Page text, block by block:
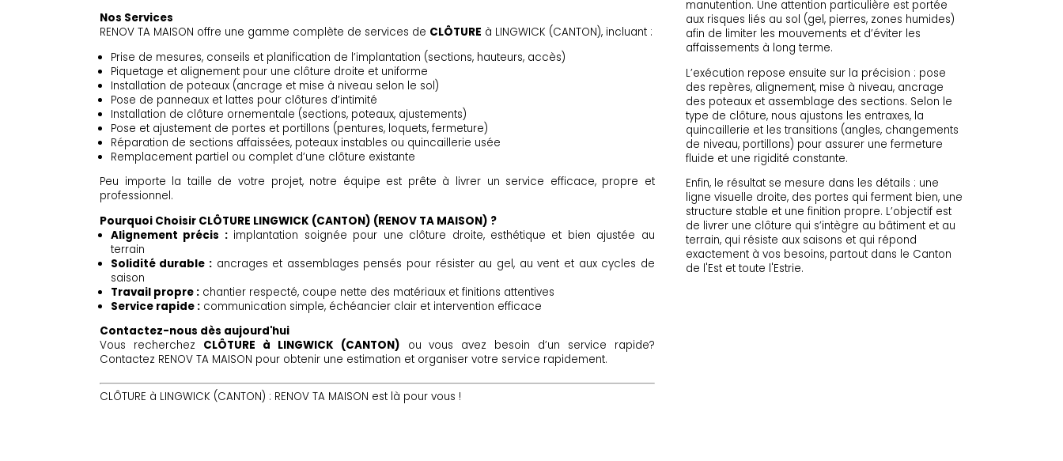
Nos Services
RENOV TA MAISON offre une gamme complète de services de CLÔTURE à LINGWICK (CANTON), incluant :
Prise de mesures, conseils et planification de l’implantation (sections, hauteurs, accès)
Piquetage et alignement pour une clôture droite et uniforme
Installation de poteaux (ancrage et mise à niveau selon le sol)
Pose de panneaux et lattes pour clôtures d’intimité
Installation de clôture ornementale (sections, poteaux, ajustements)
Pose et ajustement de portes et portillons (pentures, loquets, fermeture)
Réparation de sections affaissées, poteaux instables ou quincaillerie usée
Remplacement partiel ou complet d’une clôture existante
Peu importe la taille de votre projet, notre équipe est prête à livrer un service efficace, propre et
professionnel.
Pourquoi Choisir CLÔTURE LINGWICK (CANTON) (RENOV TA MAISON) ?
Alignement précis :implantation soignée pour une clôture droite, esthétique et bien ajustée au
terrain
Solidité durable :ancrages et assemblages pensés pour résister au gel, au vent et aux cycles de
saison
Travail propre :chantier respecté, coupe nette des matériaux et finitions attentives
Service rapide :communication simple, échéancier clair et intervention efficace
Contactez-nous dès aujourd'hui
Vous recherchez CLÔTURE à LINGWICK (CANTON) ou vous avez besoin d’un service rapide?
Contactez RENOV TA MAISON pour obtenir une estimation et organiser votre service rapidement.
CLÔTURE à LINGWICK (CANTON) : RENOV TA MAISON est là pour vous !
manutention. Une attention particulière est portée
aux risques liés au sol (gel, pierres, zones humides)
afin de limiter les mouvements et d’éviter les
affaissements à long terme.
L’exécution repose ensuite sur la précision : pose
des repères, alignement, mise à niveau, ancrage
des poteaux et assemblage des sections. Selon le
type de clôture, nous ajustons les entraxes, la
quincaillerie et les transitions (angles, changements
de niveau, portillons) pour assurer une fermeture
fluide et une rigidité constante.
Enfin, le résultat se mesure dans les détails : une
ligne visuelle droite, des portes qui ferment bien, une
structure stable et une finition propre. L’objectif est
de livrer une clôture qui s’intègre au bâtiment et au
terrain, qui résiste aux saisons et qui répond
exactement à vos besoins, partout dans le Canton
de l'Est et toute l'Estrie.